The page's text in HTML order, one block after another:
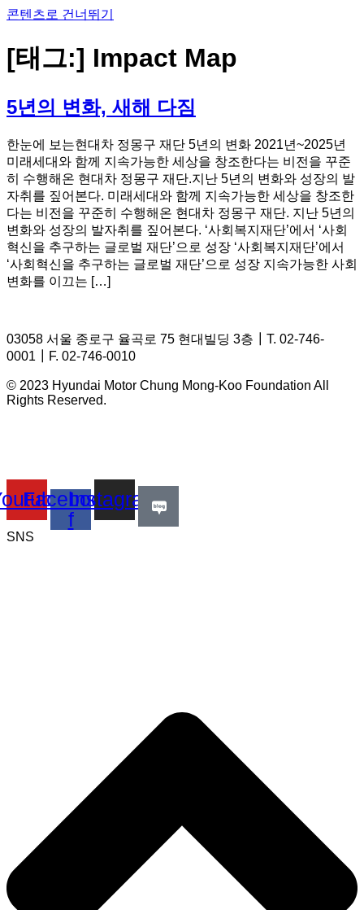
콘텐츠로 건너뛰기
[태그:] Impact Map
5년의 변화, 새해 다짐
한눈에 보는현대차 정몽구 재단 5년의 변화 2021년~2025년
미래세대와 함께 지속가능한 세상을 창조한다는 비전을 꾸준
히 수행해온 현대차 정몽구 재단.지난 5년의 변화와 성장의 발
자취를 짚어본다. 미래세대와 함께 지속가능한 세상을 창조한
다는 비전을 꾸준히 수행해온 현대차 정몽구 재단. 지난 5년의
변화와 성장의 발자취를 짚어본다. ‘사회복지재단’에서 ‘사회
혁신을 추구하는 글로벌 재단’으로 성장 ‘사회복지재단’에서
‘사회혁신을 추구하는 글로벌 재단’으로 성장 지속가능한 사회
변화를 이끄는 […]
03058 서울 종로구 율곡로 75 현대빌딩 3층┃T. 02-746-
0001┃F. 02-746-0010
© 2023 Hyundai Motor Chung Mong-Koo Foundation All
Rights Reserved.
Facebook-
f
Instagram
SNS